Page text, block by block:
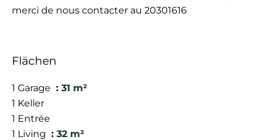
merci de nous contacter au 20301616
Flächen
1 Garage
31 m²
1 Keller
1 Entrée
1 Living
32 m²